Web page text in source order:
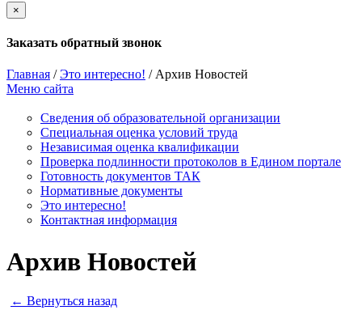
×
Заказать обратный звонок
Главная /Это интересно! / Архив Новостей
Меню сайта
Сведения об образовательной организации
Cпециальная оценка условий труда
Независимая оценка квалификации
Проверка подлинности протоколов в Едином портале
Готовность документов ТАК
Нормативные документы
Это интересно!
Контактная информация
Архив Новостей
← Вернуться назад